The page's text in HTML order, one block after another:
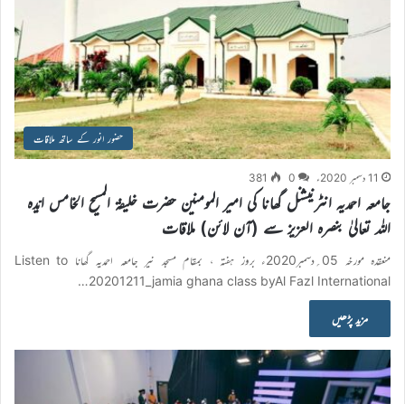
حضور انور کے ساتھ ملاقات
11 دسمبر 2020ء 0
381
جامعہ احمدیہ انٹرنیشنل گھانا کی امیر المومنین حضرت خلیفۃ المسیح الخامس ایّدہ
اللہ تعالیٰ بنصرہ العزیز سے (آن لائن) ملاقات
منعقدہ مورخہ 05؍دسمبر2020ء بروز ہفتہ ، بمقام مسجد نیر جامعہ احمدیہ گھانا Listen to
20201211_jamia ghana class byAl Fazl International…
مزید پڑھیں